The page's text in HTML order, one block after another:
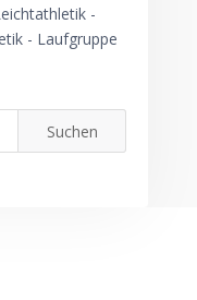
-
- Laufgruppe